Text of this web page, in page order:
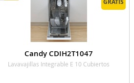
GRATIS
Candy CDIH2T1047
Lavavajillas Integrable E 10 Cubiertos